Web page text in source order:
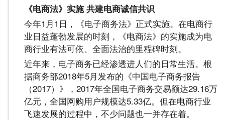
《电商法》实施 共建电商诚信共识
今年1月1日，《电子商务法》正式实施。在电商行
业日益蓬勃发展的时刻，《电商法》的实施成为电
商行业有法可依、全面法治的里程碑时刻。
近年来，电子商务已经渗透进人们的日常生活。根
据商务部2018年5月发布的《中国电子商务报告
（2017）》，2017年全国电子商务交易额达29.16万
亿元，全国网购用户规模达5.33亿。但在电商行业
飞速发展的过程中，不少问题也一并存在着。